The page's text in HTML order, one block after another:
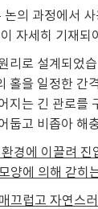
의 과정에서
자세히 기재
리로 설계되었
홀을 일정한 간
지는 긴 관로를
둡고 비좁아 해
경에 이끌려 진
양에 의해 갇히
끄럽고 자연스